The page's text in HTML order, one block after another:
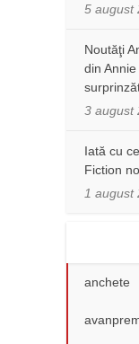
5 august
Noutăţi
din
3 august
Iată cu
Fiction
1 august
anchete